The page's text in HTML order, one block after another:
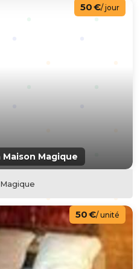
Magique
50 €/ jour
50 €/ unité